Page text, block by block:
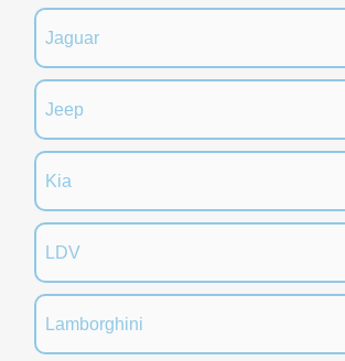
Jaguar
Jeep
Kia
LDV
Lamborghini